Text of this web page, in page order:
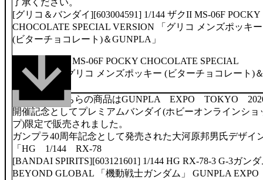
了承ください。
[グリコ＆バンダイ][603004591] 1/144 ザクII MS-06F POCKY
CHOCOLATE SPECIAL VERSION 「グリコ メンズポッキー
(ビターチョコレート)＆GUNPLA」
商品解説■こちらの商品はGUNPLA EXPO TOKYO
開催記念としてプレミアムバンダイ(ホビーオンラインショ
プ)限定で販売されました。
ガンプラ40周年記念として発売された大河原邦男氏デザイ
「HG 1/144 RX-78
[BANDAI SPIRITS][603121601] 1/144 HG RX-78-3 G-3ガン
BEYOND GLOBAL 「機動戦士ガンダム」 GUNPLA EXPO